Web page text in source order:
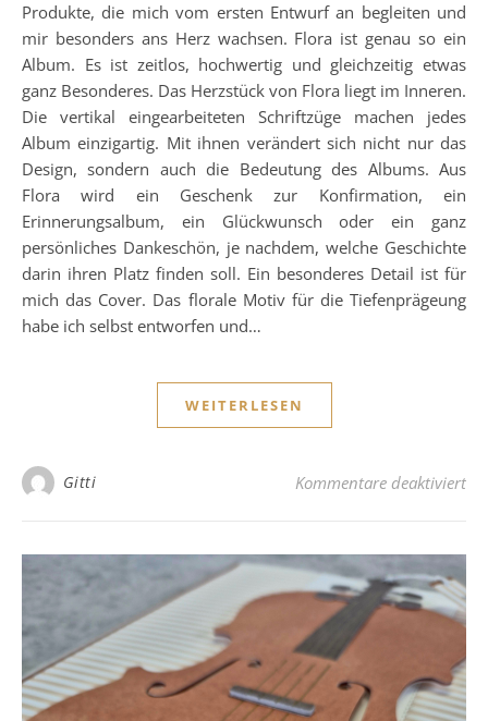
Produkte, die mich vom ersten Entwurf an begleiten und
mir besonders ans Herz wachsen. Flora ist genau so ein
Album. Es ist zeitlos, hochwertig und gleichzeitig etwas
ganz Besonderes. Das Herzstück von Flora liegt im Inneren.
Die vertikal eingearbeiteten Schriftzüge machen jedes
Album einzigartig. Mit ihnen verändert sich nicht nur das
Design, sondern auch die Bedeutung des Albums. Aus
Flora wird ein Geschenk zur Konfirmation, ein
Erinnerungsalbum, ein Glückwunsch oder ein ganz
persönliches Dankeschön, je nachdem, welche Geschichte
darin ihren Platz finden soll. Ein besonderes Detail ist für
mich das Cover. Das florale Motiv für die Tiefenprägeung
habe ich selbst entworfen und…
WEITERLESEN
Gitti Kommentare deaktiviertfür